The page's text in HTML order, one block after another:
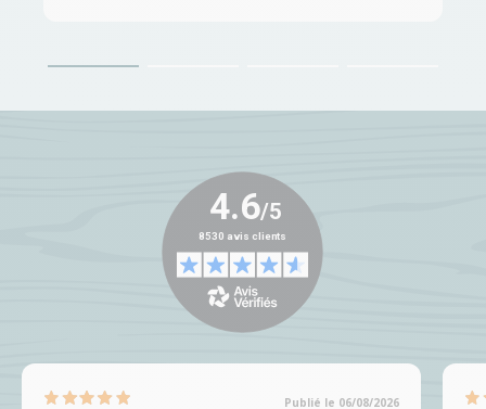
Publié le 06/08/2026